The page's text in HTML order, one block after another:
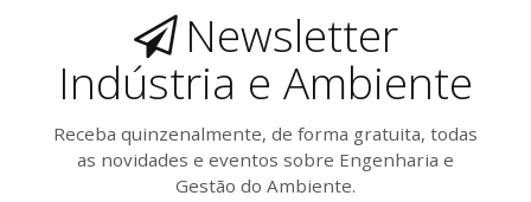
Newsletter
Indústria e Ambiente
Receba quinzenalmente, de forma gratuita, todas
as novidades e eventos sobre Engenharia e
Gestão do Ambiente.